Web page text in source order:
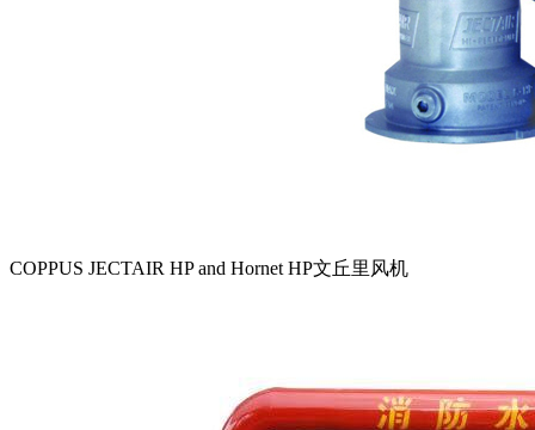
COPPUS JECTAIR HP and Hornet HP文丘里风机